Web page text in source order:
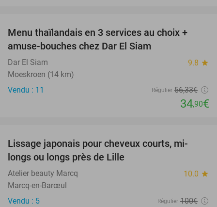
38%
Menu thaïlandais en 3 services au choix +
amuse-bouches chez Dar El Siam
Dar El Siam 9.8 star
Moeskroen (14 km)
Vendu : 11
Régulier 56,33€
34,90€
55%
Lissage japonais pour cheveux courts, mi-
longs ou longs près de Lille
Atelier beauty Marcq 10.0 star
Marcq-en-Barœul
Vendu : 5
Régulier 100€